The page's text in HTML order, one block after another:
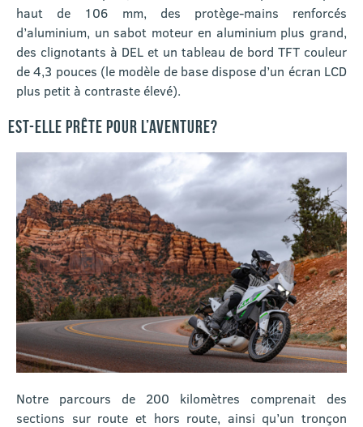
haut de 106 mm, des protège-mains renforcés
d’aluminium, un sabot moteur en aluminium plus grand,
des clignotants à DEL et un tableau de bord TFT couleur
de 4,3 pouces (le modèle de base dispose d’un écran LCD
plus petit à contraste élevé).
EST-ELLE PRÊTE POUR L’AVENTURE?
Notre parcours de 200 kilomètres comprenait des
sections sur route et hors route, ainsi qu’un tronçon